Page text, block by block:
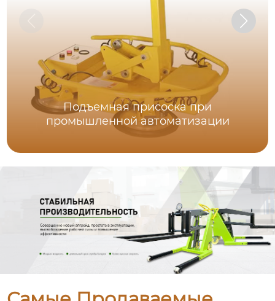
Подъемная присоска при
промышленной автоматизации